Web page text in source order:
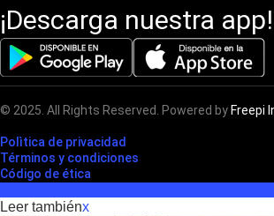
¡Descarga nuestra app!
© 2025. All Rights Reserved. Powered by Freepi
Polìtica de privacidad
Términos y condiciones
Código de ética
Leer tambiénx